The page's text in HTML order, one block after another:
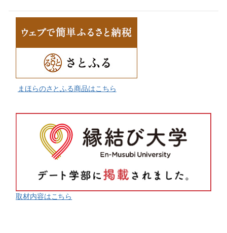
まほらのさとふる商品はこちら
取材内容はこちら